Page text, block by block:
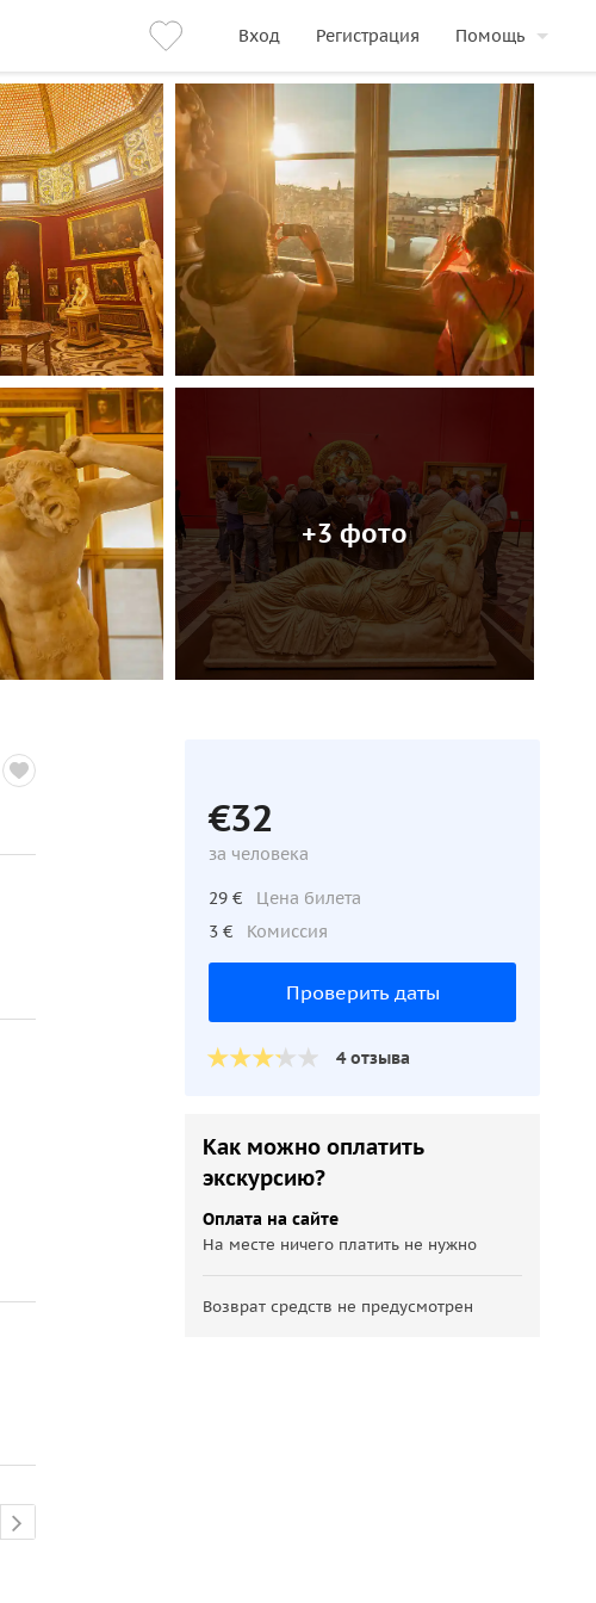
Вход Регистрация Помощь
+3 фото
€32
за человека
29 €
Цена билета
3 €
Комиссия
Проверить даты
4 отзыва
Как можно оплатить
экскурсию?
Оплата на сайте
На месте ничего платить не нужно
Возврат средств не предусмотрен